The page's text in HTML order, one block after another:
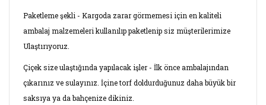
Paketleme şekli - Kargoda zarar görmemesi için en kaliteli
ambalaj malzemeleri kullanılıp paketlenip siz müşterilerimize
Ulaştırıyoruz.
Çiçek size ulaştığında yapılacak işler - İlk önce ambalajından
çıkarınız ve sulayınız. İçine torf doldurduğunuz daha büyük bir
saksıya ya da bahçenize dikiniz.